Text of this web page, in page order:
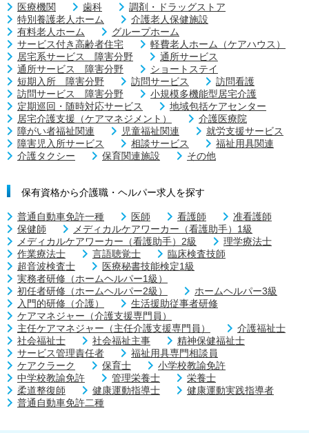
医療機関 歯科
調剤・ドラッグストア
特別養護老人ホーム
介護老人保健施設
有料老人ホーム
グループホーム
サービス付き高齢者住宅
軽費老人ホーム（ケアハウス）
居宅系サービス 障害分野
通所サービス
通所サービス 障害分野
ショートステイ
短期入所 障害分野
訪問サービス
訪問看護
訪問サービス 障害分野
小規模多機能型居宅介護
定期巡回・随時対応サービス
地域包括ケアセンター
居宅介護支援（ケアマネジメント）
介護医療院
障がい者福祉関連
児童福祉関連
就労支援サービス
障害児入所サービス
相談サービス
福祉用具関連
介護タクシー
保育関連施設 その他
保有資格から介護職・ヘルパー求人を探す
普通自動車免許一種 医師 看護師
准看護師
保健師
メディカルケアワーカー（看護助手）1級
メディカルケアワーカー（看護助手）2級
理学療法士
作業療法士
言語聴覚士
臨床検査技師
超音波検査士
医療秘書技能検定1級
実務者研修（ホームヘルパー1級）
初任者研修（ホームヘルパー2級）
ホームヘルパー3級
入門的研修（介護）
生活援助従事者研修
ケアマネジャー（介護支援専門員）
主任ケアマネジャー（主任介護支援専門員）
介護福祉士
社会福祉士
社会福祉主事
精神保健福祉士
サービス管理責任者
福祉用具専門相談員
ケアクラーク
保育士
小学校教諭免許
中学校教諭免許
管理栄養士
栄養士
柔道整復師
健康運動指導士
健康運動実践指導者
普通自動車免許二種